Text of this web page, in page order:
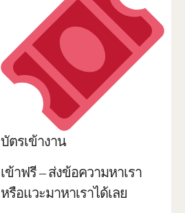
บัตรเข้างาน
เข้าฟรี – ส่งข้อความหาเรา
หรือแวะมาหาเราได้เลย